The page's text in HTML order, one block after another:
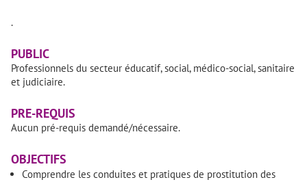
.
PUBLIC
Professionnels du secteur éducatif, social, médico-social, sanitaire
et judiciaire.
PRE-REQUIS
Aucun pré-requis demandé/nécessaire.
OBJECTIFS
Comprendre les conduites et pratiques de prostitution des